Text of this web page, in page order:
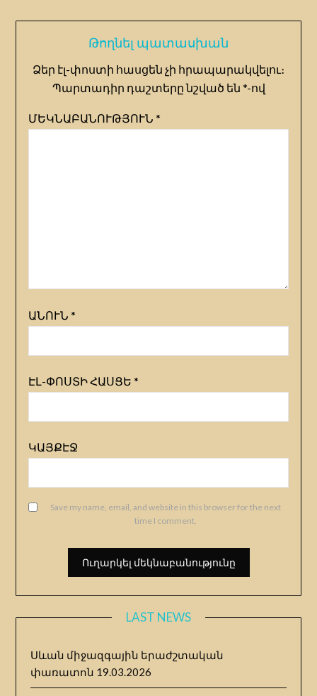
Թողնել պատասխան
Ձեր էլ-փոստի հասցեն չի հրապարակվելու։
Պարտադիր դաշտերը նշված են *-ով
ՄԵԿՆԱԲԱՆՈՒԹՅՈՒՆ *
ԱՆՈՒՆ *
ԷԼ-ՓՈՍՏԻ ՀԱՍՑԵ *
ԿԱՅՔԷՋ
Save my name, email, and website in this browser for the next
time I comment.
LAST NEWS
Սևան միջազգային երաժշտական
փառատոն 19.03.2026